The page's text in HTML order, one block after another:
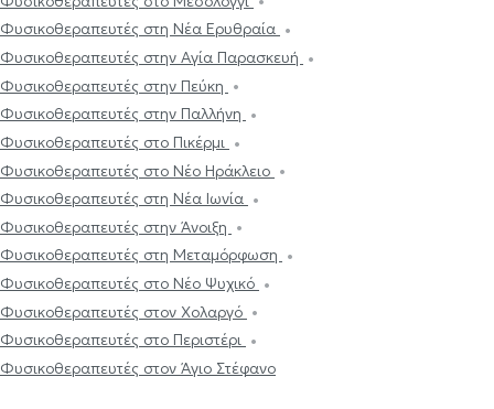
Φυσικοθεραπευτές στη Νέα Ερυθραία
Φυσικοθεραπευτές στην Αγία Παρασκευή
Φυσικοθεραπευτές στην Πεύκη
Φυσικοθεραπευτές στην Παλλήνη
Φυσικοθεραπευτές στο Πικέρμι
Φυσικοθεραπευτές στο Νέο Ηράκλειο
Φυσικοθεραπευτές στη Νέα Ιωνία
Φυσικοθεραπευτές στην Άνοιξη
Φυσικοθεραπευτές στη Μεταμόρφωση
Φυσικοθεραπευτές στο Νέο Ψυχικό
Φυσικοθεραπευτές στον Χολαργό
Φυσικοθεραπευτές στο Περιστέρι
Φυσικοθεραπευτές στον Άγιο Στέφανο